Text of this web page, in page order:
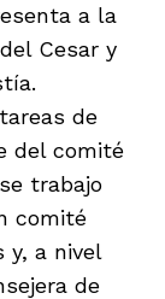
a la
Cesar y
de
del comité
trabajo
comité
y, a nivel
de